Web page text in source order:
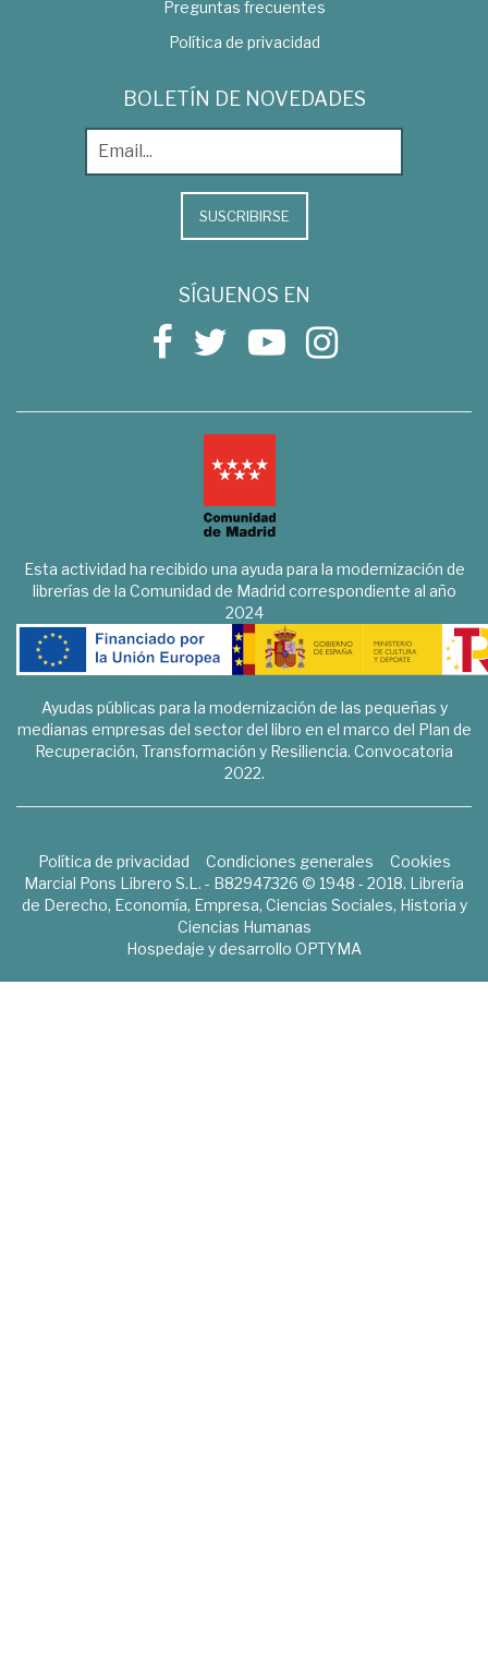
Preguntas frecuentes
Política de privacidad
BOLETÍN DE NOVEDADES
SUSCRIBIRSE
SÍGUENOS EN
Esta actividad ha recibido una ayuda para la modernización de
librerías de la Comunidad de Madrid correspondiente al año
2024
Ayudas públicas para la modernización de las pequeñas y
medianas empresas del sector del libro en el marco del Plan de
Recuperación, Transformación y Resiliencia. Convocatoria
2022.
Política de privacidad Condiciones generales
Cookies
Marcial Pons Librero S.L. - B82947326 © 1948 - 2018. Librería
de Derecho, Economía, Empresa, Ciencias Sociales, Historia y
Ciencias Humanas
Hospedaje y desarrollo OPTYMA